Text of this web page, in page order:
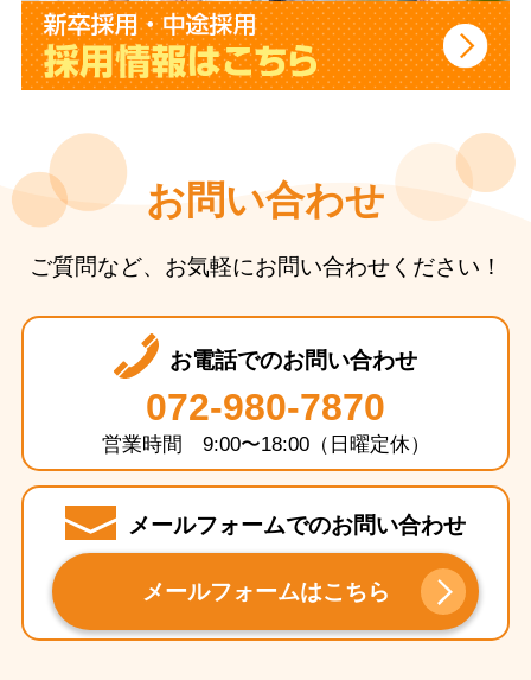
お問い合わせ
ご質問など、お気軽にお問い合わせください！
お電話でのお問い合わせ
072-980-7870
営業時間 9:00〜18:00（日曜定休）
メールフォームでのお問い合わせ
メールフォームはこちら